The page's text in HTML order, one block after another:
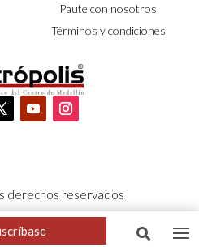
Paute con nosotros
Términos y condiciones
derechos reservados
con pasión porNeoCiclo
